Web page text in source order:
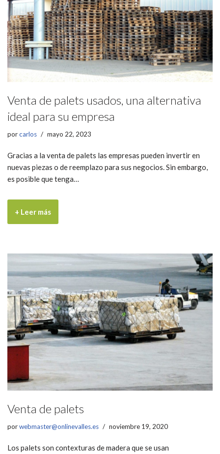
Venta de palets usados, una alternativa
ideal para su empresa
porcarlos mayo 22, 2023
Gracias a la venta de palets las empresas pueden invertir en
nuevas piezas o de reemplazo para sus negocios. Sin embargo,
es posible que tenga…
+ Leer más
Venta de palets
porwebmaster@onlinevalles.es noviembre 19, 2020
Los palets son contexturas de madera que se usan